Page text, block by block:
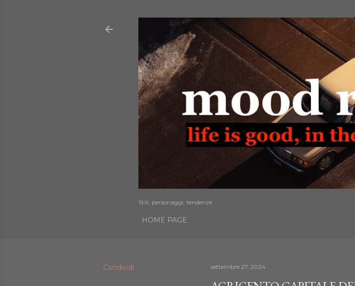
Stili, personaggi, tendenze
HOME PAGE
Condividi settembre 27, 2024